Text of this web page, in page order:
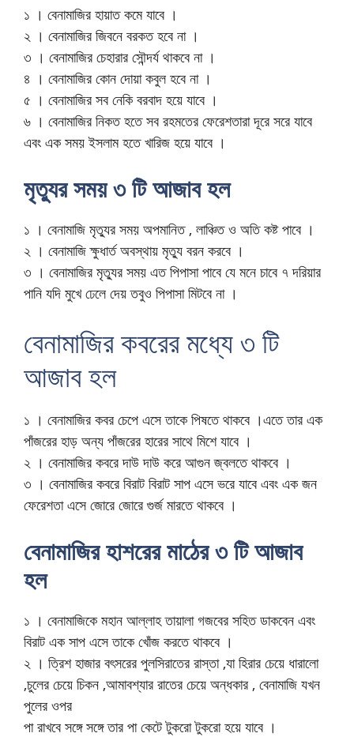
১ । বেনামাজির হায়াত কমে যাবে ।
২ । বেনামাজির জিবনে বরকত হবে না ।
৩ । বেনামাজির চেহারার সৌন্দর্য থাকবে না ।
৪ । বেনামাজির কোন দোয়া কবুল হবে না ।
৫ । বেনামাজির সব নেকি বরবাদ হয়ে যাবে ।
৬ । বেনামাজির নিকত হতে সব রহমতের ফেরেশতারা দূরে সরে যাবে
এবং এক সময় ইসলাম হতে খারিজ হয়ে যাবে ।
মৃত্যুর সময় ৩ টি আজাব হল
১ । বেনামাজি মৃত্যুর সময় অপমানিত , লাঞ্চিত ও অতি কষ্ট পাবে ।
২ । বেনামাজি ক্ষুধার্ত অবস্থায় মৃত্যু বরন করবে ।
৩ । বেনামাজির মৃত্যুর সময় এত পিপাসা পাবে যে মনে চাবে ৭ দরিয়ার
পানি যদি মুখে ঢেলে দেয় তবুও পিপাসা মিটবে না ।
বেনামাজির কবরের মধ্যে ৩ টি
আজাব হল
১ । বেনামাজির কবর চেপে এসে তাকে পিষতে থাকবে ।এতে তার এক
পাঁজরের হাড় অন্য পাঁজরের হারের সাথে মিশে যাবে ।
২ । বেনামাজির কবরে দাউ দাউ করে আগুন জ্বলতে থাকবে ।
৩ । বেনামাজির কবরে বিরাট বিরাট সাপ এসে ভরে যাবে এবং এক জন
ফেরেশতা এসে জোরে জোরে গুর্জ মারতে থাকবে ।
বেনামাজির হাশরের মাঠের ৩ টি আজাব
হল
১ । বেনামাজিকে মহান আল্লাহ তায়ালা গজবের সহিত ডাকবেন এবং
বিরাট এক সাপ এসে তাকে খোঁজ করতে থাকবে ।
২ । ত্রিশ হাজার বৎসরের পুলসিরাতের রাস্তা ,যা হিরার চেয়ে ধারালো
,চুলের চেয়ে চিকন ,আমাবশ্যার রাতের চেয়ে অন্ধকার , বেনামাজি যখন
পুলের ওপর
পা রাখবে সঙ্গে সঙ্গে তার পা কেটে টুকরো টুকরো হয়ে যাবে ।